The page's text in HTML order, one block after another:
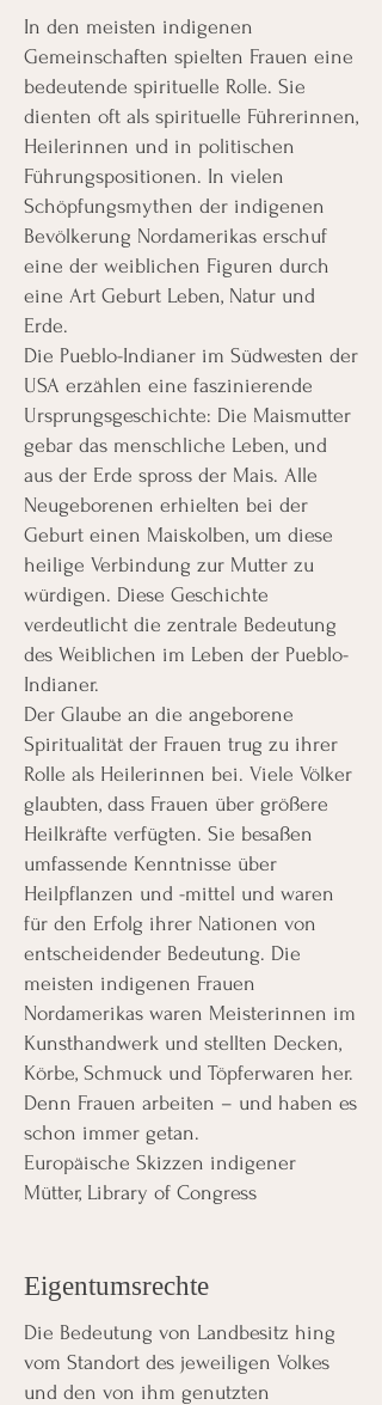
In den meisten indigenen
Gemeinschaften spielten Frauen eine
bedeutende spirituelle Rolle. Sie
dienten oft als spirituelle Führerinnen,
Heilerinnen und in politischen
Führungspositionen. In vielen
Schöpfungsmythen der indigenen
Bevölkerung Nordamerikas erschuf
eine der weiblichen Figuren durch
eine Art Geburt Leben, Natur und
Erde.
Die Pueblo-Indianer im Südwesten der
USA erzählen eine faszinierende
Ursprungsgeschichte: Die Maismutter
gebar das menschliche Leben, und
aus der Erde spross der Mais. Alle
Neugeborenen erhielten bei der
Geburt einen Maiskolben, um diese
heilige Verbindung zur Mutter zu
würdigen. Diese Geschichte
verdeutlicht die zentrale Bedeutung
des Weiblichen im Leben der Pueblo-
Indianer.
Der Glaube an die angeborene
Spiritualität der Frauen trug zu ihrer
Rolle als Heilerinnen bei. Viele Völker
glaubten, dass Frauen über größere
Heilkräfte verfügten. Sie besaßen
umfassende Kenntnisse über
Heilpflanzen und -mittel und waren
für den Erfolg ihrer Nationen von
entscheidender Bedeutung. Die
meisten indigenen Frauen
Nordamerikas waren Meisterinnen im
Kunsthandwerk und stellten Decken,
Körbe, Schmuck und Töpferwaren her.
Denn Frauen arbeiten – und haben es
schon immer getan.
Europäische Skizzen indigener
Mütter, Library of Congress
Eigentumsrechte
Die Bedeutung von Landbesitz hing
vom Standort des jeweiligen Volkes
und den von ihm genutzten